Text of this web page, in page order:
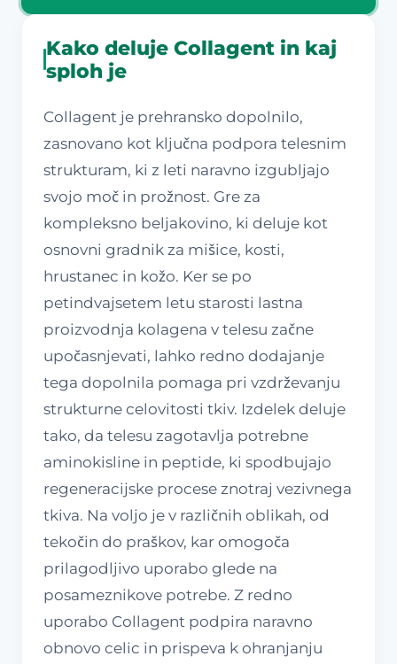
Kako deluje Collagent in kaj
sploh je
Collagent je prehransko dopolnilo,
zasnovano kot ključna podpora telesnim
strukturam, ki z leti naravno izgubljajo
svojo moč in prožnost. Gre za
kompleksno beljakovino, ki deluje kot
osnovni gradnik za mišice, kosti,
hrustanec in kožo. Ker se po
petindvajsetem letu starosti lastna
proizvodnja kolagena v telesu začne
upočasnjevati, lahko redno dodajanje
tega dopolnila pomaga pri vzdrževanju
strukturne celovitosti tkiv. Izdelek deluje
tako, da telesu zagotavlja potrebne
aminokisline in peptide, ki spodbujajo
regeneracijske procese znotraj vezivnega
tkiva. Na voljo je v različnih oblikah, od
tekočin do praškov, kar omogoča
prilagodljivo uporabo glede na
posameznikove potrebe. Z redno
uporabo Collagent podpira naravno
obnovo celic in prispeva k ohranjanju